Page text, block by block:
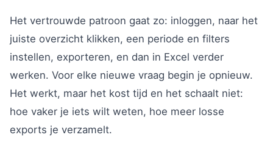
Het vertrouwde patroon gaat zo: inloggen, naar het
juiste overzicht klikken, een periode en filters
instellen, exporteren, en dan in Excel verder
werken. Voor elke nieuwe vraag begin je opnieuw.
Het werkt, maar het kost tijd en het schaalt niet:
hoe vaker je iets wilt weten, hoe meer losse
exports je verzamelt.